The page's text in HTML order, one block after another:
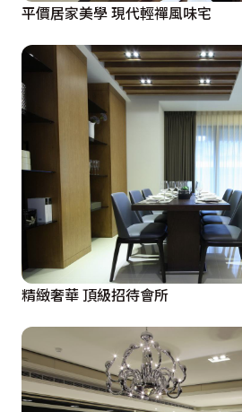
平價居家美學 現代輕禪風味宅
精緻奢華 頂級招待會所